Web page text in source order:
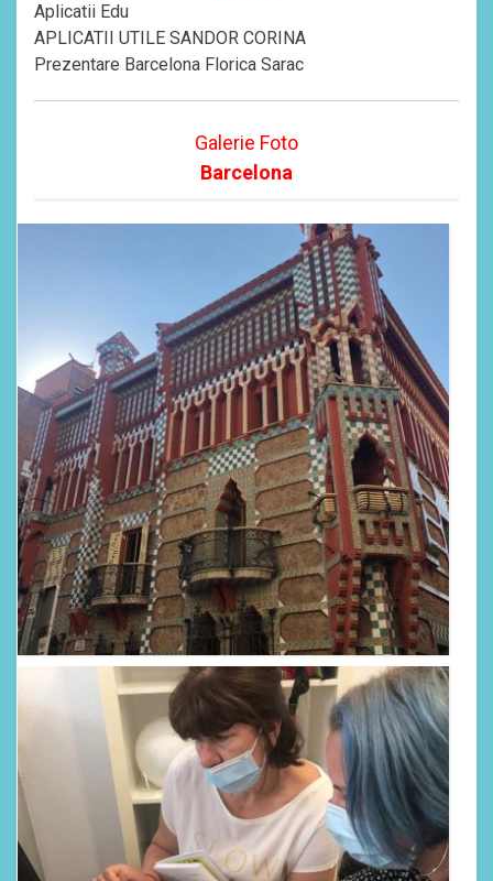
Aplicatii Edu
APLICATII UTILE SANDOR CORINA
Prezentare Barcelona Florica Sarac
Galerie Foto
Barcelona